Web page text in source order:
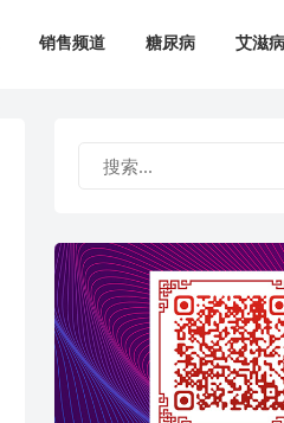
销售频道 糖尿病 艾滋病